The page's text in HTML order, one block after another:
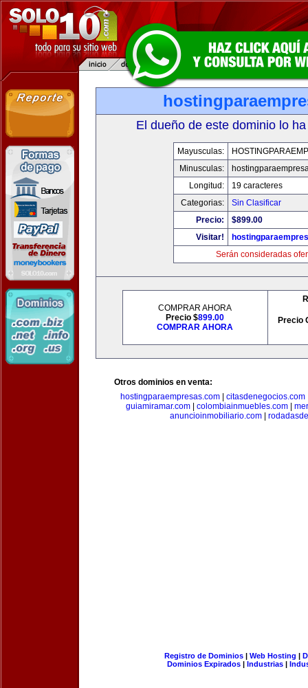
El dueño de este dominio lo
Mayusculas:
Minusculas:
Longitud:
19 caracteres
Categorias:
Sin Clasificar
Precio:
$899.00
Visitar!
Serán consideradas
COMPRAR AHORA
Precio $899.00
COMPRAR AHORA
Precio
Otros dominios en venta:
hostingparaempresas.com| citasdenegocios.com
guiamiramar.com| colombiainmuebles.com|
anuncioinmobiliario.com
Registro de Dominios| Web Hosting |
Dominios Expirados | Industrias |